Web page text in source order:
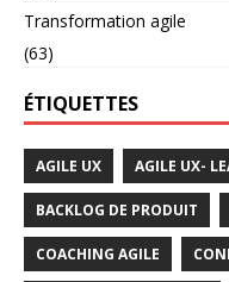
Transformation agile
(63)
ÉTIQUETTES
AGILE UX AGILE UX-
BACKLOG DE PRODUIT
COACHING AGILE